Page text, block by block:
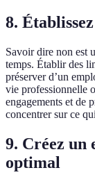
8.
Savoir dire non est
temps. Établir des
préserver d’un
vie professionnelle
engagements et de
concentrer sur ce
9. Créez un
optimal